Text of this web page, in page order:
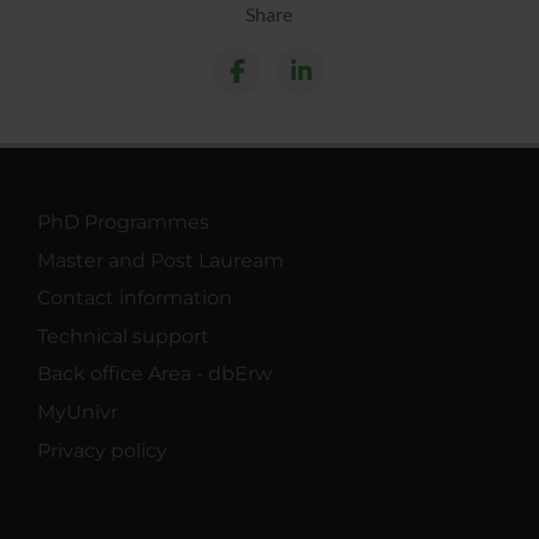
Share
PhD Programmes
Master and Post Lauream
Contact information
Technical support
Back office Area - dbErw
MyUnivr
Privacy policy